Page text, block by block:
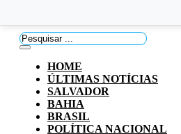
Pesquisar
...
HOME
ÚLTIMAS NOTÍCIAS
SALVADOR
BAHIA
BRASIL
POLÍTICA NACIONAL